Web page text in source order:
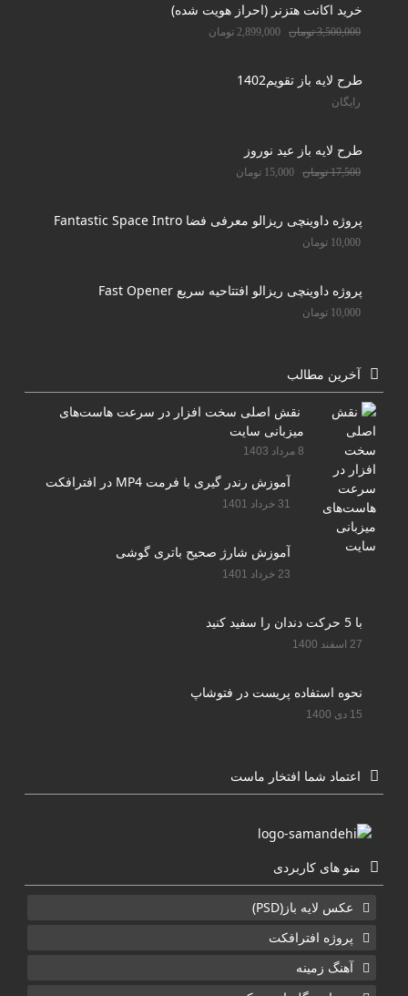
خرید اکانت هتزنر (احراز هویت شده)
3,500,000 تومان 2,899,000 تومان
طرح لایه باز تقویم1402
رایگان
طرح لایه باز عید نوروز
17,500 تومان 15,000 تومان
پروژه داوینچی ریزالو معرفی فضا Fantastic Space Intro
10,000 تومان
پروژه داوینچی ریزالو افتتاحیه سریع Fast Opener
10,000 تومان
آخرین مطالب
نقش اصلی سخت افزار در سرعت هاست‌های
میزبانی سایت
8 مرداد 1403
آموزش رندر گیری با فرمت MP4 در افترافکت
31 خرداد 1401
آموزش شارژ صحیح باتری گوشی
23 خرداد 1401
با 5 حرکت دندان را سفید کنید
27 اسفند 1400
نحوه استفاده پریست در فتوشاپ
15 دی 1400
اعتماد شما افتخار ماست
منو های کاربردی
عکس لایه باز(PSD)
پروژه افترافکت
آهنگ زمینه